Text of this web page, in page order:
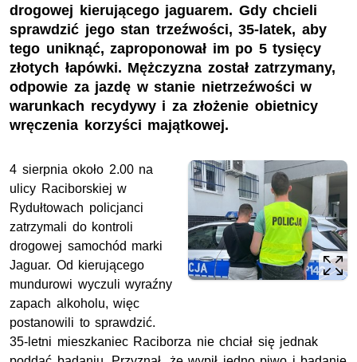
drogowej kierującego jaguarem. Gdy chcieli
sprawdzić jego stan trzeźwości, 35-latek, aby
tego uniknąć, zaproponował im po 5 tysięcy
złotych łapówki. Mężczyzna został zatrzymany,
odpowie za jazdę w stanie nietrzeźwości w
warunkach recydywy i za złożenie obietnicy
wręczenia korzyści majątkowej.
4 sierpnia około 2.00 na
ulicy Raciborskiej w
Rydułtowach policjanci
zatrzymali do kontroli
drogowej samochód marki
Jaguar. Od kierującego
mundurowi wyczuli wyraźny
zapach alkoholu, więc
postanowili to sprawdzić.
35-letni mieszkaniec Raciborza nie chciał się jednak